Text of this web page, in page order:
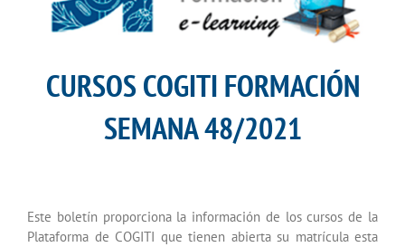
CURSOS COGITI FORMACIÓN
SEMANA 48/2021
Este boletín proporciona la información de los cursos de la
Plataforma de COGITI que tienen abierta su matrícula esta